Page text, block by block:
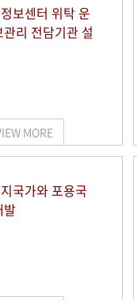
보센터 위탁 운
리 전담기관 설
MORE
국가와 포용국
발